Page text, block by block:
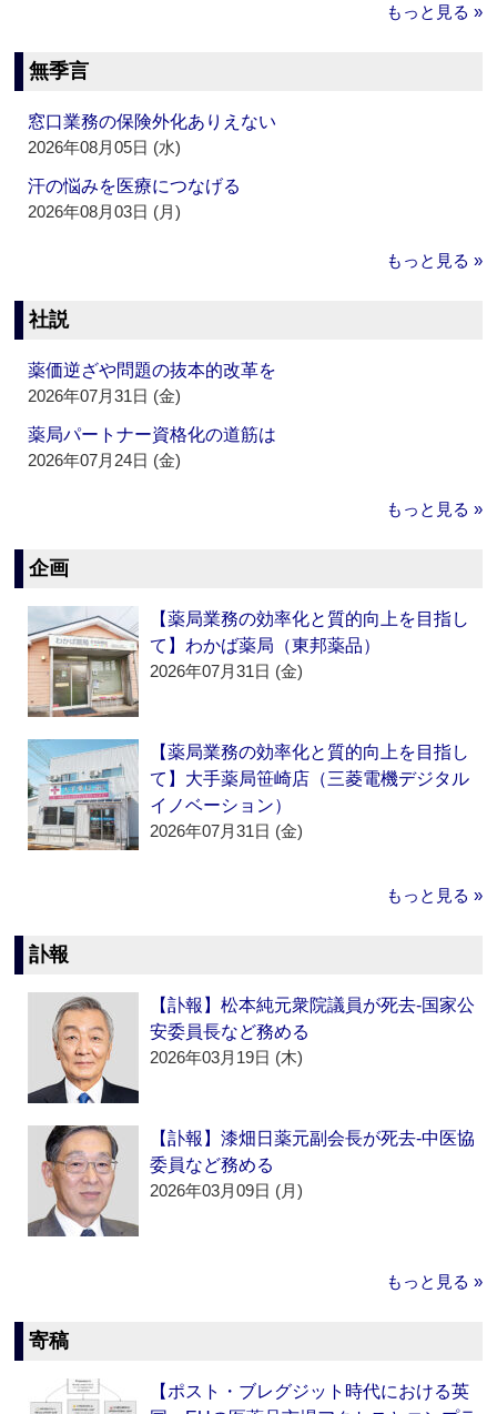
もっと見る »
無季言
窓口業務の保険外化ありえない
2026年08月05日 (水)
汗の悩みを医療につなげる
2026年08月03日 (月)
もっと見る »
社説
薬価逆ざや問題の抜本的改革を
2026年07月31日 (金)
薬局パートナー資格化の道筋は
2026年07月24日 (金)
もっと見る »
企画
【薬局業務の効率化と質的向上を目指し
て】わかば薬局（東邦薬品）
2026年07月31日 (金)
【薬局業務の効率化と質的向上を目指し
て】大手薬局笹崎店（三菱電機デジタル
イノベーション）
2026年07月31日 (金)
もっと見る »
訃報
【訃報】松本純元衆院議員が死去‐国家公
安委員長など務める
2026年03月19日 (木)
【訃報】漆畑日薬元副会長が死去‐中医協
委員など務める
2026年03月09日 (月)
もっと見る »
寄稿
【ポスト・ブレグジット時代における英